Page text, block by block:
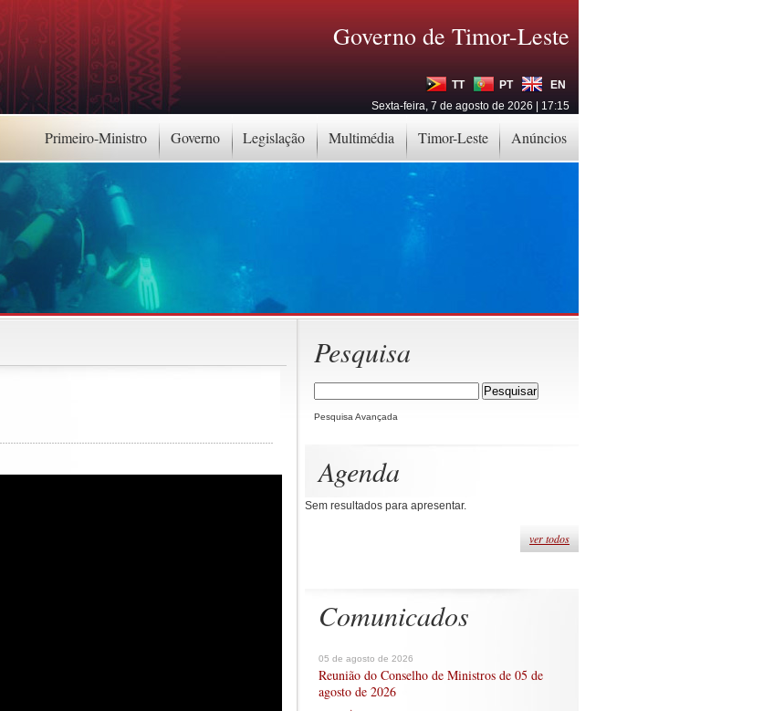
Primeiro-Ministro Governo Legislação Multimédia Timor-Leste Anúncios
Governo de Timor-Leste
TT PT
EN
Sexta-feira, 7 de agosto de 2026 | 17:15
Pesquisa
Pesquisa Avançada
Agenda
Sem resultados para apresentar.
ver todos
Comunicados
05 de agosto de 2026
Reunião do Conselho de Ministros de 05 de
agosto de 2026